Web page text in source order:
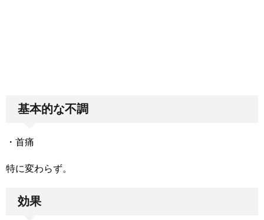
基本的な不調
・首痛
特に変わらず。
効果